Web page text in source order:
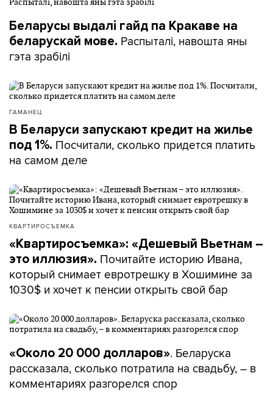
Беларусы выдалі гайд па Кракаве на
беларускай мове. Распыталі, навошта яны
гэта зрабілі
ГАМАНЕЦ
В Беларуси запускают кредит на жилье
под 1%. Посчитали, сколько придется платить
на самом деле
КВАРТИРОСЪЕМКА
«Квартиросъемка»: «Дешевый Вьетнам –
это иллюзия». Почитайте историю Ивана,
который снимает евротрешку в Хошимине за
1030$ и хочет к пенсии открыть свой бар
«Около 20 000 долларов». Беларуска
рассказала, сколько потратила на свадьбу, – в
комментариях разгорелся спор